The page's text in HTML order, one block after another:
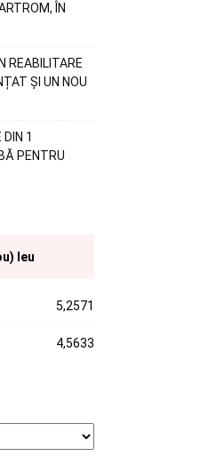
ÎN
REABILITARE
ȘI UN NOU
1
PENTRU
leu
5,2571
4,5633